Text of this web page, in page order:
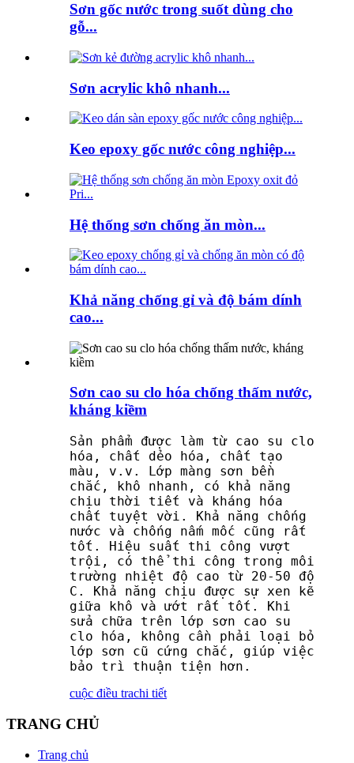
Sơn gốc nước trong suốt dùng cho
gỗ...
Sơn acrylic khô nhanh...
Keo epoxy gốc nước công nghiệp...
Hệ thống sơn chống ăn mòn...
Khả năng chống gỉ và độ bám dính
cao...
Sơn cao su clo hóa chống thấm nước,
kháng kiềm
Sản phẩm được làm từ cao su clo
hóa, chất dẻo hóa, chất tạo
màu, v.v. Lớp màng sơn bền
chắc, khô nhanh, có khả năng
chịu thời tiết và kháng hóa
chất tuyệt vời. Khả năng chống
nước và chống nấm mốc cũng rất
tốt. Hiệu suất thi công vượt
trội, có thể thi công trong môi
trường nhiệt độ cao từ 20-50 độ
C. Khả năng chịu được sự xen kẽ
giữa khô và ướt rất tốt. Khi
sửa chữa trên lớp sơn cao su
clo hóa, không cần phải loại bỏ
lớp sơn cũ cứng chắc, giúp việc
bảo trì thuận tiện hơn.
cuộc điều trachi tiết
TRANG CHỦ
Trang chủ